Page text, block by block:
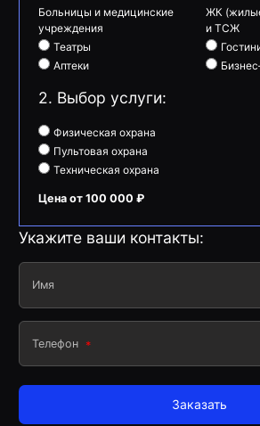
Больницы и медицинские
учреждения
ЖК
и ТСЖ
Театры
Аптеки
2. Выбор услуги:
Физическая охрана
Пультовая охрана
Техническая охрана
Цена от 100 000 ₽
Укажите ваши контакты:
Имя
Телефон
Заказать